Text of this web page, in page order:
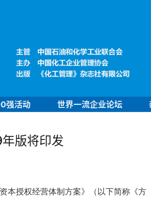
强活动 世界一流企业论坛
版将印发
本授权经营体制方案》（以下简称《方